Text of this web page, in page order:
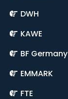
DWH
KAWE
BF Germany
EMMARK
FTE